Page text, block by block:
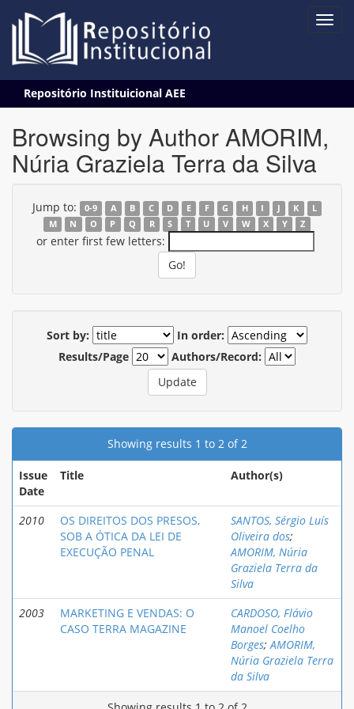
navigation
Repositório Instituicional AEE
Browsing by Author AMORIM,
Núria Graziela Terra da Silva
Jump to: 0-9 A B C D E F G H I J K
L
M
N O P Q R S T U V W X Y Z
or enter first few letters:
Sort by:
In order:
Results/Page
Authors/Record:
Showing results 1 to 2 of 2
Issue
Date
Title Author(s)
2010
OS DIREITOS DOS PRESOS,
SOB A ÓTICA DA LEI DE
EXECUÇÃO PENAL
SANTOS, Sérgio Luís
Oliveira dos;
AMORIM, Núria
Graziela Terra da
Silva
2003
MARKETING E VENDAS: O
CASO TERRA MAGAZINE
CARDOSO, Flávio
Manoel Coelho
Borges;AMORIM,
Núria Graziela Terra
da Silva